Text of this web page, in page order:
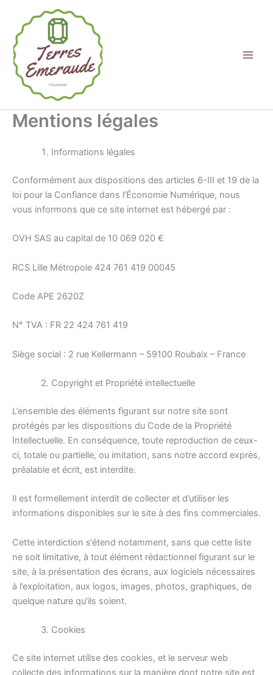
contenu
Mentions légales
Informations légales
Conformément aux dispositions des articles 6-III et 19 de la
loi pour la Confiance dans l’Économie Numérique, nous
vous informons que ce site internet est hébergé par :
OVH SAS au capital de 10 069 020 €
RCS Lille Métropole 424 761 419 00045
Code APE 2620Z
N° TVA : FR 22 424 761 419
Siège social : 2 rue Kellermann – 59100 Roubaix – France
Copyright et Propriété intellectuelle
L’ensemble des éléments figurant sur notre site sont
protégés par les dispositions du Code de la Propriété
Intellectuelle. En conséquence, toute reproduction de ceux-
ci, totale ou partielle, ou imitation, sans notre accord exprès,
préalable et écrit, est interdite.
Il est formellement interdit de collecter et d’utiliser les
informations disponibles sur le site à des fins commerciales.
Cette interdiction s’étend notamment, sans que cette liste
ne soit limitative, à tout élément rédactionnel figurant sur le
site, à la présentation des écrans, aux logiciels nécessaires
à l’exploitation, aux logos, images, photos, graphiques, de
quelque nature qu’ils soient.
Cookies
Ce site internet utilise des cookies, et le serveur web
collecte des informations sur la manière dont notre site est